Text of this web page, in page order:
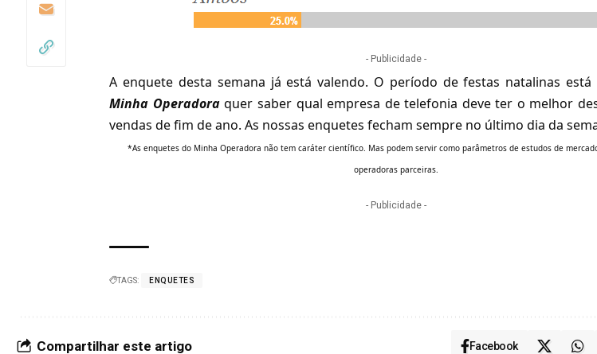
- Publicidade -
A enquete desta semana já está valendo. O período de festas natalinas está
Minha Operadoraquer saber qual empresa de telefonia deve ter o melhor
vendas de fim de ano. As nossas enquetes fecham sempre no último dia da
*As enquetes do Minha Operadora não tem caráter científico. Mas podem servir como parâmetros de estudos de
operadoras parceiras.
- Publicidade -
TAGS: ENQUETES
Compartilhar este artigo Facebook